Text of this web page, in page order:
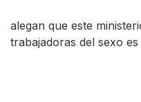
alegan que este
trabajadoras del sexo